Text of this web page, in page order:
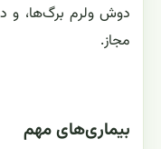
دوش ولرم برگ‌ها، و
مجاز.
بیماری‌های مهم